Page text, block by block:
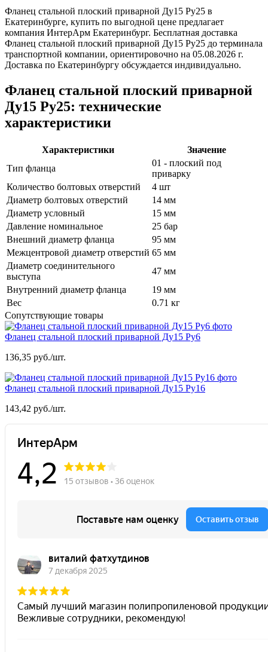
Фланец стальной плоский приварной Ду15 Ру25 в
Екатеринбурге, купить по выгодной цене предлагает
компания ИнтерАрм Екатеринбург. Бесплатная доставка
Фланец стальной плоский приварной Ду15 Ру25 до терминала
транспортной компании, ориентировочно на 05.08.2026 г.
Доставка по Екатеринбургу обсуждается индивидуально.
Фланец стальной плоский приварной
Ду15 Ру25: технические
характеристики
Характеристики
Значение
Тип фланца
01 - плоский под
приварку
Количество болтовых отверстий
4 шт
Диаметр болтовых отверстий
14 мм
Диаметр условный
15 мм
Давление номинальное
25 бар
Внешний диаметр фланца
95 мм
Межцентровой диаметр отверстий 65 мм
Диаметр соединительного
выступа
47 мм
Внутренний диаметр фланца
19 мм
Вес
0.71 кг
Сопутствующие товары
Фланец стальной плоский приварной Ду15 Ру6
136,35 руб./шт.
Фланец стальной плоский приварной Ду15 Ру16
143,42 руб./шт.